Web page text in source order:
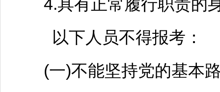
4.具有正常履行职责的
以下人员不得报考：
(一)不能坚持党的基本路